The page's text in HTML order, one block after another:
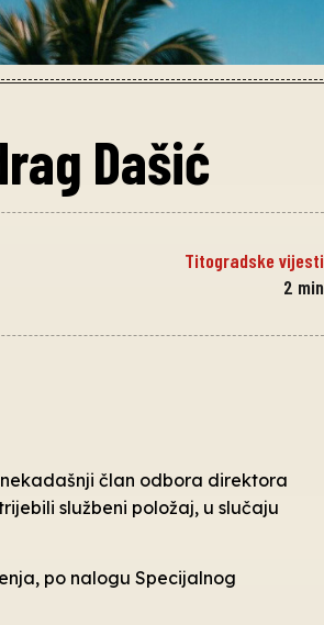
Dašić
Titogradske vijesti
2 min
član odbora direktora
službeni položaj, u slučaju
po nalogu Specijalnog